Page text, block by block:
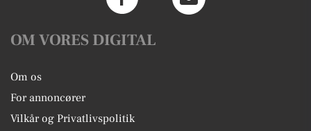
OM VORES DIGITAL
Om os
For annoncører
Vilkår og Privatlivspolitik